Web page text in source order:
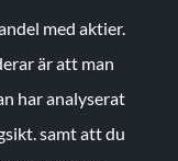
med aktier.
är att man
har analyserat
samt att du